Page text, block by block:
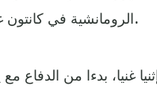
الرومانشية في كانتون غراوبوندن (الى جانب الألمانية).
غنيا، بدءا من